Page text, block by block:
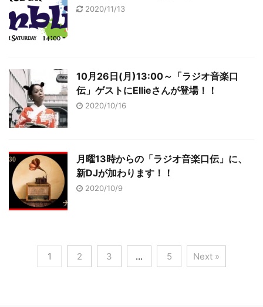
2020/11/13
10月26日(月)13:00～「ラジオ音楽口
伝」ゲストにEllieさんが登場！！
2020/10/16
月曜13時からの「ラジオ音楽口伝」に、
新DJが加わります！！
2020/10/9
1 2 3 … 5 Next »